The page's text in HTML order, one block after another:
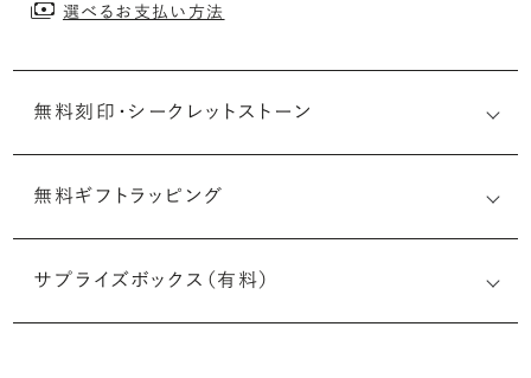
選べるお支払い方法
無料刻印・ シークレットストーン
印することができます。注文前だけでなく購入後の刻印も、
リングに初めて施す初回の刻印は、無料にて承ります（デザ
無料ギフトラッピング
サプライズボックス（有料）